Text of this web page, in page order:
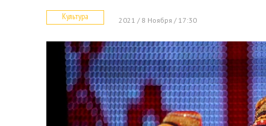
Культура 2021 / 8 Ноября / 17:30